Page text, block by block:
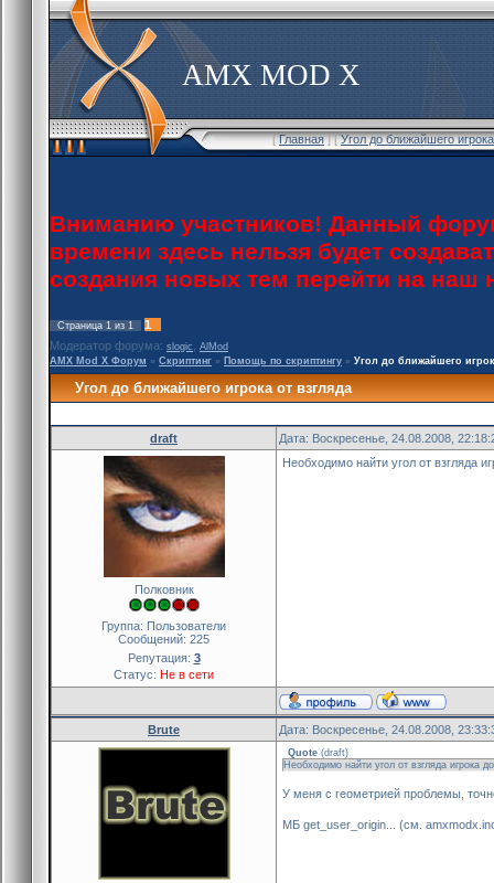
AMX MOD X
[Главная] [Угол до ближайшего
Вниманию участников! Данный
времени здесь нельзя будет
создания новых тем перейти на
Страница 1 из 1
1
Модератор форума: slogic
AlMod
AMX Mod X Форум » Скриптинг » Помощь по скриптингу » Угол до ближайшего
Угол до ближайшего игрока от взгляда
draft Дата: Воскресенье, 24.08.2008,
Полковник
Группа: Пользователи
Сообщений: 225
Репутация: 3
Статус: Не в сети
Необходимо найти угол от взгляда
Brute Дата: Воскресенье, 24.08.2008,
Quote (draft)
Необходимо найти угол от взгляда игрока
У меня с геометрией проблемы,
МБ get_user_origin... (см.